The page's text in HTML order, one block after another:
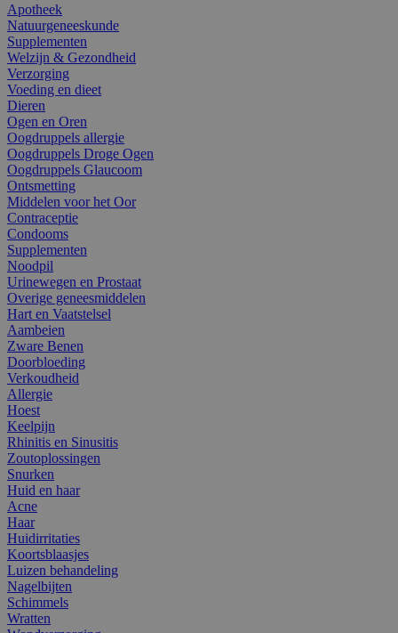
Apotheek
Natuurgeneeskunde
Supplementen
Welzijn & Gezondheid
Verzorging
Voeding en dieet
Dieren
Ogen en Oren
Oogdruppels allergie
Oogdruppels Droge Ogen
Oogdruppels Glaucoom
Ontsmetting
Middelen voor het Oor
Contraceptie
Condooms
Supplementen
Noodpil
Urinewegen en Prostaat
Overige geneesmiddelen
Hart en Vaatstelsel
Aambeien
Zware Benen
Doorbloeding
Verkoudheid
Allergie
Hoest
Keelpijn
Rhinitis en Sinusitis
Zoutoplossingen
Snurken
Huid en haar
Acne
Haar
Huidirritaties
Koortsblaasjes
Luizen behandeling
Nagelbijten
Schimmels
Wratten